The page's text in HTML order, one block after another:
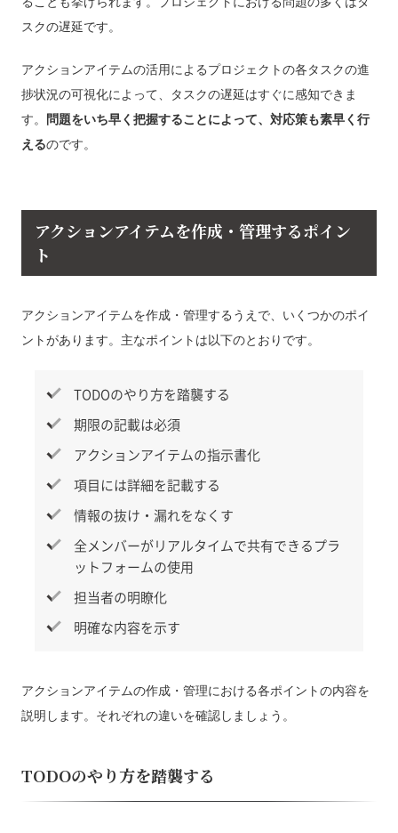
スクの遅延です。
アクションアイテムの活用によるプロジェクトの各タスクの進
捗状況の可視化によって、タスクの遅延はすぐに感知できま
す。
問題をいち早く把握することによって、対応策も素早く行
えるのです。
アクションアイテムを作成・管理するポイン
ト
アクションアイテムを作成・管理するうえで、いくつかのポイ
ントがあります。主なポイントは以下のとおりです。
TODOのやり方を踏襲する
期限の記載は必須
アクションアイテムの指示書化
項目には詳細を記載する
情報の抜け・漏れをなくす
全メンバーがリアルタイムで共有できるプラ
ットフォームの使用
担当者の明瞭化
明確な内容を示す
アクションアイテムの作成・管理における各ポイントの内容を
説明します。それぞれの違いを確認しましょう。
TODOのやり方を踏襲する